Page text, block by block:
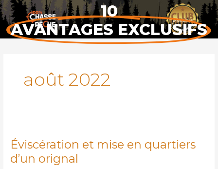
Aller
au
contenu
10
AVANTAGES EXCLUSIFS
août 2022
Éviscération et mise en quartiers
d’un orignal
mise
en
quartiers